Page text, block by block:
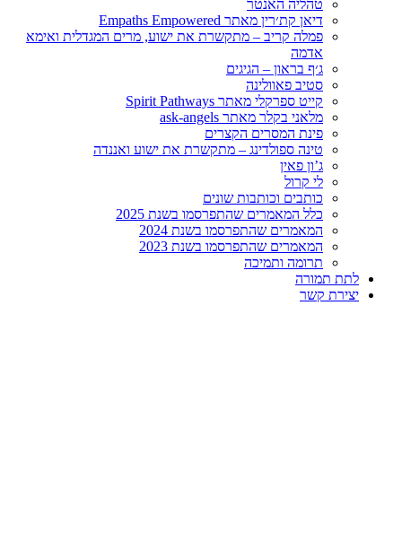
טהליה האנטר
דיאן קת׳רין מאתר Empaths Empowered
פמלה קריב – מתקשרת את ישוע, מרים המגדלית ואימא
אדמה
ג׳ף בראון – הגיגים
סטיב פאוולינה
קייט ספרקלי מאתר Spirit Pathways
מלאני בקלר מאתר ask-angels
פינת המסרים הקצרים
טינה ספולדינג – מתקשרת את ישוע ואננדה
ג’ון פאין
לי קרול
כותבים וכותבות שונים
כלל המאמרים שהתפרסמו בשנת 2025
המאמרים שהתפרסמו בשנת 2024
המאמרים שהתפרסמו בשנת 2023
תרומה ותמיכה
לתת תמורה
יצירת קשר